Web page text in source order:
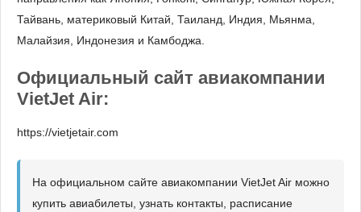
Тайвань, материковый Китай, Таиланд, Индия, Мьянма,
Малайзия, Индонезия и Камбоджа.
Официальный сайт авиакомпании
VietJet Air:
https://vietjetair.com
На официальном сайте авиакомпании VietJet Air можно
купить авиабилеты, узнать контакты, расписание